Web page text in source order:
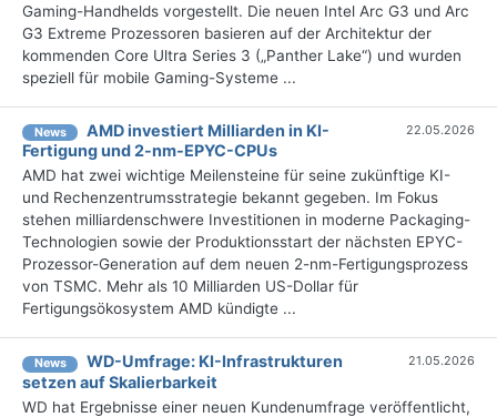
Gaming-Handhelds vorgestellt. Die neuen Intel Arc G3 und Arc
G3 Extreme Prozessoren basieren auf der Architektur der
kommenden Core Ultra Series 3 („Panther Lake“) und wurden
speziell für mobile Gaming-Systeme ...
News
AMD investiert Milliarden in KI-
Fertigung und 2-nm-EPYC-CPUs
22.05.2026
AMD hat zwei wichtige Meilensteine für seine zukünftige KI-
und Rechenzentrumsstrategie bekannt gegeben. Im Fokus
stehen milliardenschwere Investitionen in moderne Packaging-
Technologien sowie der Produktionsstart der nächsten EPYC-
Prozessor-Generation auf dem neuen 2-nm-Fertigungsprozess
von TSMC. Mehr als 10 Milliarden US-Dollar für
Fertigungsökosystem AMD kündigte ...
News
WD-Umfrage: KI-Infrastrukturen
setzen auf Skalierbarkeit
21.05.2026
WD hat Ergebnisse einer neuen Kundenumfrage veröffentlicht,